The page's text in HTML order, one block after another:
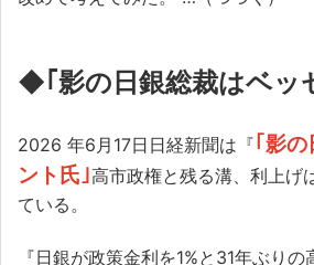
◆｢影の日銀総裁はベッ
2026 年6月17日日経新聞は『｢影
ント氏｣高市政権と残る溝、利上げ
ている。
『日銀が政策金利を1%と31年ぶりの